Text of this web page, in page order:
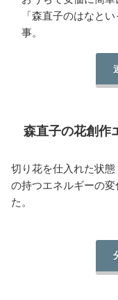
「森直子のはなと
事。
森直子の花創作
切り花を仕入れた状
の持つエネルギーの
た。